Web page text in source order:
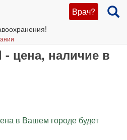
Врач?
цена, наличие в
в Вашем городе будет